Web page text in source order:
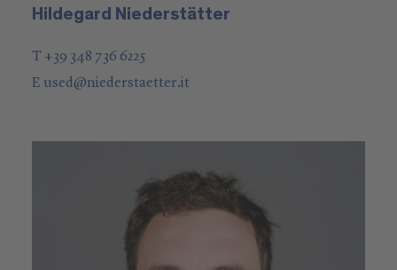
Hildegard Niederstätter
T +39 348 736 6225
E used@niederstaetter.it